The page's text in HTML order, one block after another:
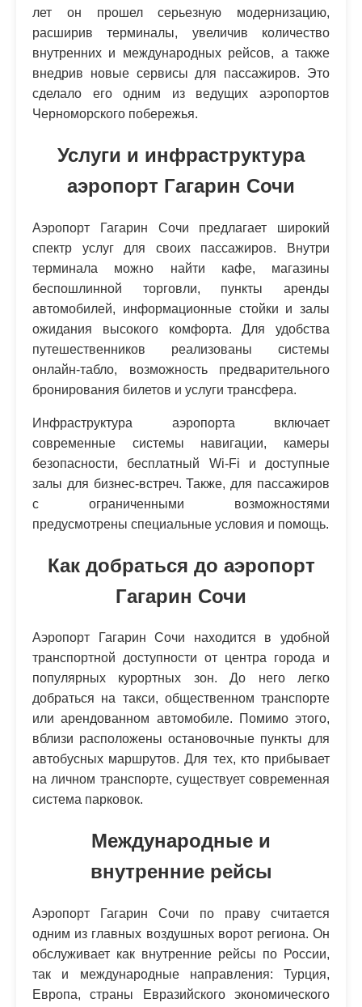
лет он прошел серьезную модернизацию,
расширив терминалы, увеличив количество
внутренних и международных рейсов, а также
внедрив новые сервисы для пассажиров. Это
сделало его одним из ведущих аэропортов
Черноморского побережья.
Услуги и инфраструктура
аэропорт Гагарин Сочи
Аэропорт Гагарин Сочи предлагает широкий
спектр услуг для своих пассажиров. Внутри
терминала можно найти кафе, магазины
беспошлинной торговли, пункты аренды
автомобилей, информационные стойки и залы
ожидания высокого комфорта. Для удобства
путешественников реализованы системы
онлайн-табло, возможность предварительного
бронирования билетов и услуги трансфера.
Инфраструктура аэропорта включает
современные системы навигации, камеры
безопасности, бесплатный Wi-Fi и доступные
залы для бизнес-встреч. Также, для пассажиров
с ограниченными возможностями
предусмотрены специальные условия и помощь.
Как добраться до аэропорт
Гагарин Сочи
Аэропорт Гагарин Сочи находится в удобной
транспортной доступности от центра города и
популярных курортных зон. До него легко
добраться на такси, общественном транспорте
или арендованном автомобиле. Помимо этого,
вблизи расположены остановочные пункты для
автобусных маршрутов. Для тех, кто прибывает
на личном транспорте, существует современная
система парковок.
Международные и
внутренние рейсы
Аэропорт Гагарин Сочи по праву считается
одним из главных воздушных ворот региона. Он
обслуживает как внутренние рейсы по России,
так и международные направления: Турция,
Европа, страны Евразийского экономического